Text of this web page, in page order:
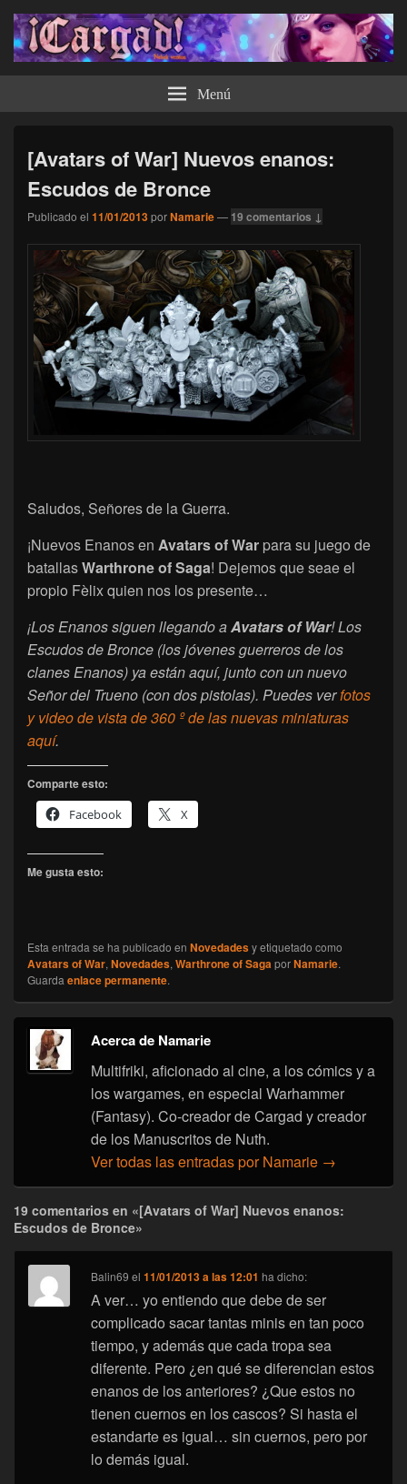
¡Cargad! Menú
[Avatars of War] Nuevos enanos:
Escudos de Bronce
Publicado el 11/01/2013porNamarie— 19 comentarios ↓
Saludos, Señores de la Guerra.
¡Nuevos Enanos en Avatars of War para su juego de
batallasWarthrone of Saga! Dejemos que seae el
propio Fèlix quien nos los presente…
¡Los Enanos siguen llegando aAvatars of War! Los
Escudos de Bronce (los jóvenes guerreros de los
clanes Enanos) ya están aquí, junto con un nuevo
Señor del Trueno (con dos pistolas). Puedes verfotos
y video de vista de 360 ​​º de las nuevas miniaturas
aquí.
Comparte esto:
Facebook
X
Me gusta esto:
Esta entrada se ha publicado en Novedadesy etiquetado como
Avatars of War, Novedades, Warthrone of SagaporNamarie.
Guarda enlace permanente.
Acerca de Namarie
Multifriki, aficionado al cine, a los cómics y a
los wargames, en especial Warhammer
(Fantasy). Co-creador de Cargad y creador
de los Manuscritos de Nuth.
Ver todas las entradas por Namarie →
19 comentarios en «[Avatars of War] Nuevos enanos:
Escudos de Bronce»
Balin69 el11/01/2013 a las 12:01 ha dicho:
A ver… yo entiendo que debe de ser
complicado sacar tantas minis en tan poco
tiempo, y además que cada tropa sea
diferente. Pero ¿en qué se diferencian estos
enanos de los anteriores? ¿Que estos no
tienen cuernos en los cascos? Si hasta el
estandarte es igual… sin cuernos, pero por
lo demás igual.